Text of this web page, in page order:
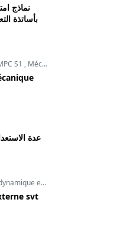
نماذج
بأساتذة
S1 , Mécanique du point
عدة
externe cours
svt